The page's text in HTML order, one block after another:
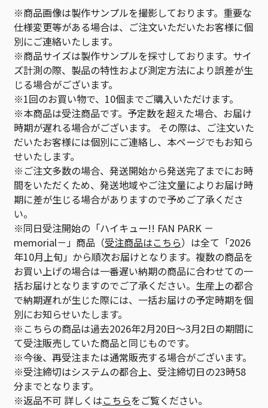
※商品画像は製作サンプルを撮影しております。重要な
仕様変更等がある場合は、ご注文いただいたお客様に個
別にご連絡いたします。
※商品サイズは製作サンプルを採寸しております。サイ
ズ計測の際、製品の特性および測定方法により誤差が生
じる場合がございます。
※1回のお買い物で、10個までご購入いただけます。
※本商品は受注商品です。予定数を超えた場合、お届け
時期が遅れる場合がございます。 その際は、ご注文いた
だいたお客様には個別にご連絡し、本ページでもお知ら
せいたします。
※ご注文多数の場合、発送開始から発送完了までにお時
間をいただくため、発送地域やご注文量によりお届け時
期に差が生じる場合がありますので予めご了承くださ
い。
※同日受注開始の「ハイキュー!! FAN PARK －
memorial－」商品（受注商品はこちら）は全て「2026
年10月上旬」から順次お届けとなります。複数の商品を
お買い上げの場合は一番遅い納期の商品に合わせての一
括お届けとなりますのでご了承ください。生産上の都合
で納期遅れが生じた際には、一括お届けの予定時期を個
別にお知らせいたします。
※こちらの商品は過去2026年2月20日～3月2日の期間に
て受注販売していた商品と同じものです。
※今後、再受注または通常販売する場合がございます。
※受注締切はシステムの都合上、受注締切日の23時58
分までとなります。
※返品不可 詳しくはこちらをご覧ください。